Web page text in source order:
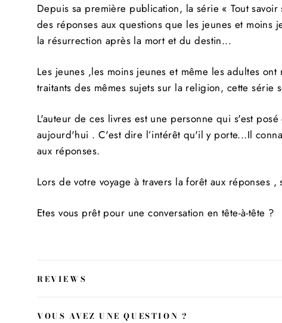
Depuis sa première publication, la série « Tout
des réponses aux questions que les jeunes et
la résurrection après la mort et du destin...
Les jeunes ,les moins jeunes et même les adultes
traitants des mêmes sujets sur la religion, cette série
L'auteur de ces livres est une personne qui s'est
aujourd'hui . C'est dire l’intérêt qu'il y porte...Il
aux réponses.
Lors de votre voyage à travers la forêt aux réponses
Etes vous prêt pour une conversation en tête-à-tête ?
REVIEWS
VOUS AVEZ UNE QUESTION ?
À
NOTRE